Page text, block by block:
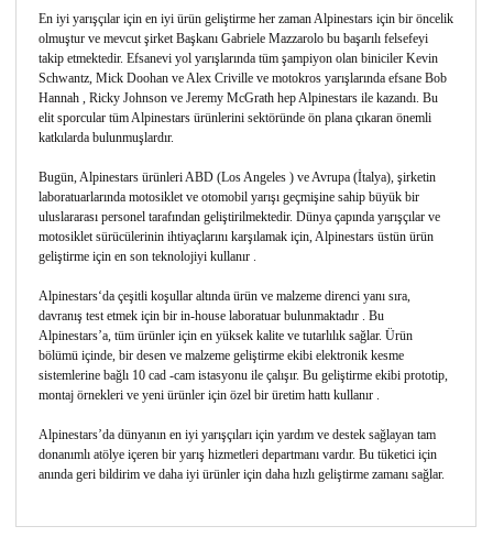
En iyi yarışçılar için en iyi ürün geliştirme her zaman Alpinestars için bir öncelik
olmuştur ve mevcut şirket Başkanı Gabriele Mazzarolo bu başarılı felsefeyi
takip etmektedir. Efsanevi yol yarışlarında tüm şampiyon olan biniciler Kevin
Schwantz, Mick Doohan ve Alex Criville ve motokros yarışlarında efsane Bob
Hannah , Ricky Johnson ve Jeremy McGrath hep Alpinestars ile kazandı. Bu
elit sporcular tüm Alpinestars ürünlerini sektöründe ön plana çıkaran önemli
katkılarda bulunmuşlardır.
Bugün, Alpinestars ürünleri ABD (Los Angeles ) ve Avrupa (İtalya), şirketin
laboratuarlarında motosiklet ve otomobil yarışı geçmişine sahip büyük bir
uluslararası personel tarafından geliştirilmektedir. Dünya çapında yarışçılar ve
motosiklet sürücülerinin ihtiyaçlarını karşılamak için, Alpinestars üstün ürün
geliştirme için en son teknolojiyi kullanır .
Alpinestars‘da çeşitli koşullar altında ürün ve malzeme direnci yanı sıra,
davranış test etmek için bir in-house laboratuar bulunmaktadır . Bu
Alpinestars’a, tüm ürünler için en yüksek kalite ve tutarlılık sağlar. Ürün
bölümü içinde, bir desen ve malzeme geliştirme ekibi elektronik kesme
sistemlerine bağlı 10 cad -cam istasyonu ile çalışır. Bu geliştirme ekibi prototip,
montaj örnekleri ve yeni ürünler için özel bir üretim hattı kullanır .
Alpinestars’da dünyanın en iyi yarışçıları için yardım ve destek sağlayan tam
donanımlı atölye içeren bir yarış hizmetleri departmanı vardır. Bu tüketici için
anında geri bildirim ve daha iyi ürünler için daha hızlı geliştirme zamanı sağlar.